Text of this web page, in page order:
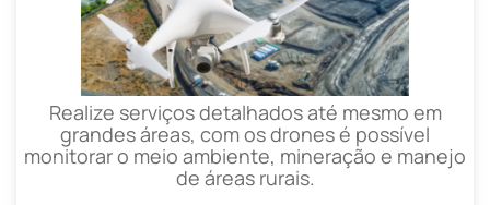
Realize serviços detalhados até mesmo em
grandes áreas, com os drones é possível
monitorar o meio ambiente, mineração e manejo
de áreas rurais.